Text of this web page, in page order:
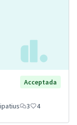
Acceptada
3 4